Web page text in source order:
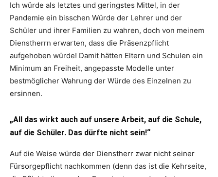
Ich würde als letztes und geringstes Mittel, in der
Pandemie ein bisschen Würde der Lehrer und der
Schüler und ihrer Familien zu wahren, doch von meinem
Dienstherrn erwarten, dass die Präsenzpflicht
aufgehoben würde! Damit hätten Eltern und Schulen ein
Minimum an Freiheit, angepasste Modelle unter
bestmöglicher Wahrung der Würde des Einzelnen zu
ersinnen.
„All das wirkt auch auf unsere Arbeit, auf die Schule,
auf die Schüler. Das dürfte nicht sein!“
Auf die Weise würde der Dienstherr zwar nicht seiner
Fürsorgepflicht nachkommen (denn das ist die Kehrseite,